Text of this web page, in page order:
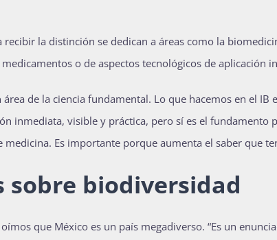
la distinción se dedican a áreas como la
o de aspectos tecnológicos de aplicación
de la ciencia fundamental. Lo que hacemos en el IB
inmediata, visible y práctica, pero sí es el fundamento
Es importante porque aumenta el saber que
sobre biodiversidad
que México es un país megadiverso. “Es un